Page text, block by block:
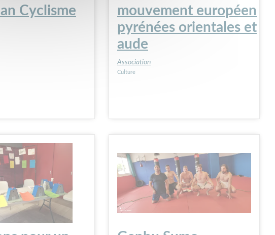
Cyclisme
mouvement européen
pyrénées orientales et
aude
Association
Culture